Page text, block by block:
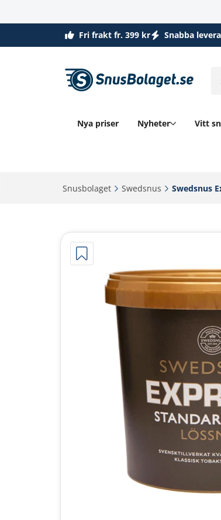
Fri frakt fr. 399 kr Snabba
Nya priser Nyheter Vitt
Snusbolaget‎ Swedsnus‎ Swedsnus